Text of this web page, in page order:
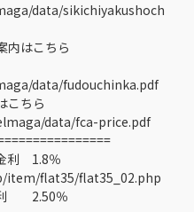
data/sikichiyakushoch
内はこちら
data/fudouchinka.pdf
こちら
data/fca-price.pdf
利 1.8％
flat35/flat35_02.php
利 2.50％